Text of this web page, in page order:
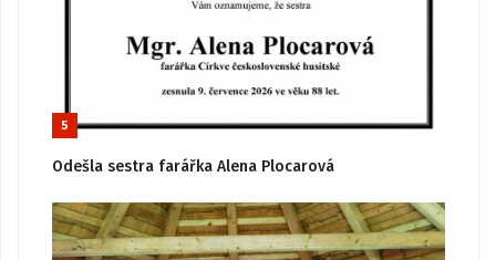
5
Odešla sestra farářka Alena Plocarová